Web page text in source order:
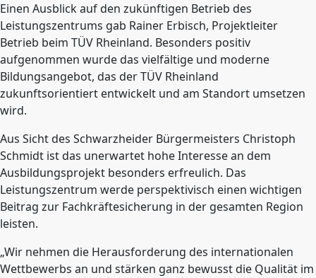
Einen Ausblick auf den zukünftigen Betrieb des
Leistungszentrums gab Rainer Erbisch, Projektleiter
Betrieb beim TÜV Rheinland. Besonders positiv
aufgenommen wurde das vielfältige und moderne
Bildungsangebot, das der TÜV Rheinland
zukunftsorientiert entwickelt und am Standort umsetzen
wird.
Aus Sicht des Schwarzheider Bürgermeisters Christoph
Schmidt ist das unerwartet hohe Interesse an dem
Ausbildungsprojekt besonders erfreulich. Das
Leistungszentrum werde perspektivisch einen wichtigen
Beitrag zur Fachkräftesicherung in der gesamten Region
leisten.
„Wir nehmen die Herausforderung des internationalen
Wettbewerbs an und stärken ganz bewusst die Qualität im